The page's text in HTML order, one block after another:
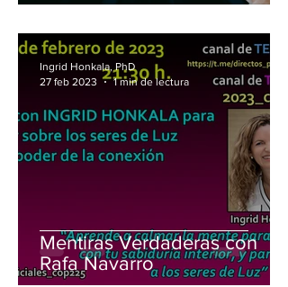
Mentiras Verdaderas con
Rafa Navarro
Ingrid Honkala, PhD
27 feb 2023
1 min de lectura